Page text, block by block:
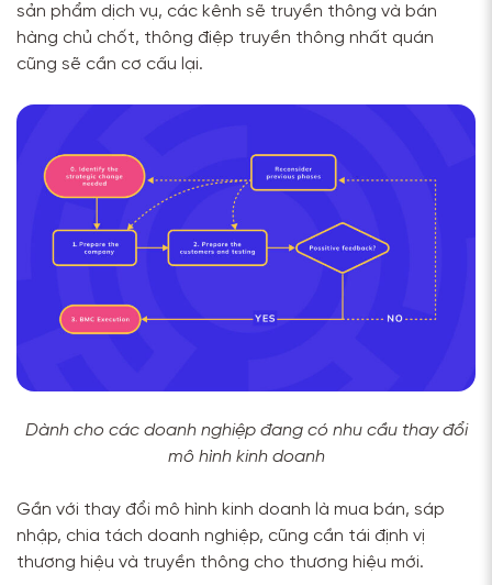
sản phẩm dịch vụ, các kênh sẽ truyền thông và bán
hàng chủ chốt, thông điệp truyền thông nhất quán
cũng sẽ cần cơ cấu lại.
Dành cho các doanh nghiệp đang có nhu cầu thay đổi
mô hình kinh doanh
Gần với thay đổi mô hình kinh doanh là mua bán, sáp
nhập, chia tách doanh nghiệp, cũng cần tái định vị
thương hiệu và truyền thông cho thương hiệu mới.